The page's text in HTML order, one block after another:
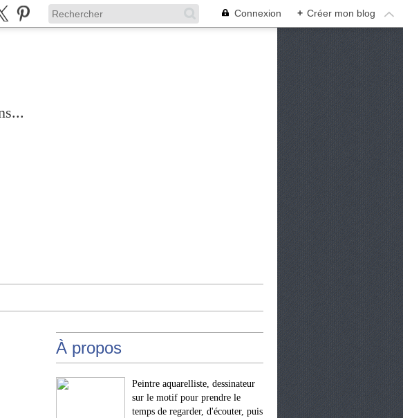
Connexion + Créer mon blog
À propos
Peintre aquarelliste, dessinateur
sur le motif pour prendre le
temps de regarder, d'écouter, puis